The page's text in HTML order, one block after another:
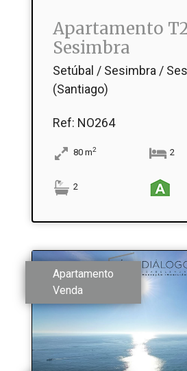
Apartamento
Sesimbra
Setúbal / Sesimbra /
(Santiago)
Ref: NO264
80m2 2
2
Apartamento
Venda